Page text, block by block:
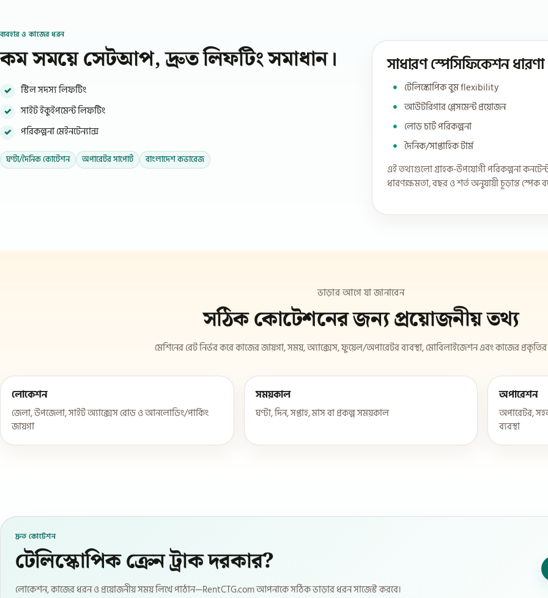
ব্যবহার ও কাজের ধরন
কম সময়ে সেটআপ, দ্রুত লিফটিং সমাধান।
স্টিল সদস্য লিফটিং
সাইট ইকুইপমেন্ট লিফটিং
পরিকল্পনা মেইনটেন্যান্স
ঘণ্টা/দৈনিক কোটেশন অপারেটর সাপোর্ট বাংলাদেশ কভারেজ
সাধারণ স্পেসিফিকেশন ধারণা
টেলিস্কোপিক বুম flexibility
আউটরিগার প্লেসমেন্ট প্রয়োজন
লোড চার্ট পরিকল্পনা
দৈনিক/সাপ্তাহিক টার্ম
এই তথ্যগুলো গ্রাহক-উপযোগী পরিকল্পনা
ধারণক্ষমতা, বছর ও শর্ত অনুযায়ী চূড়ান্ত স্পেক
ভাড়ার আগে যা জানাবেন
সঠিক কোটেশনের জন্য প্রয়োজনীয় তথ্য
মেশিনের রেট নির্ভর করে কাজের জায়গা, সময়, অ্যাক্সেস, ফুয়েল/অপারেটর ব্যবস্থা, মোবিলাইজেশন এবং কাজের
লোকেশন
জেলা, উপজেলা, সাইট অ্যাক্সেস রোড ও আনলোডিং/পার্কিং
জায়গা
সময়কাল
ঘণ্টা, দিন, সপ্তাহ, মাস বা প্রকল্প সময়কাল
অপারেশন
অপারেটর,
ব্যবস্থা
দ্রুত কোটেশন
টেলিস্কোপিক ক্রেন ট্রাক দরকার?
লোকেশন, কাজের ধরন ও প্রয়োজনীয় সময় লিখে পাঠান—RentCTG.com আপনাকে সঠিক ভাড়ার ধরন সাজেস্ট করবে।